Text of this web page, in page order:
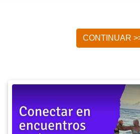
CONTINUAR